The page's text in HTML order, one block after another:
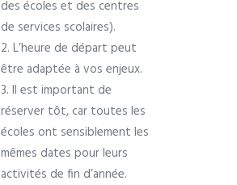
des écoles et des centres
de services scolaires).
2. L’heure de départ peut
être adaptée à vos enjeux.
3. Il est important de
réserver tôt, car toutes les
écoles ont sensiblement les
mêmes dates pour leurs
activités de fin d’année.